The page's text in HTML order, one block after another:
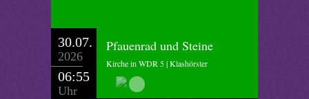
30.07.
2026
06:55
Uhr
Pfauenrad und Steine
Kirche in WDR 5 | Klashörster